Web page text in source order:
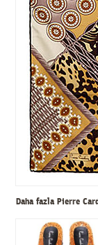
Daha fazla Pierre